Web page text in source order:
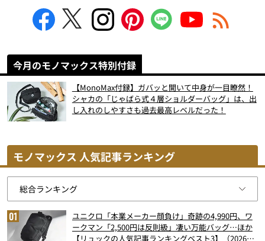
今月のモノマックス特別付録
【MonoMax付録】ガバッと開いて中身が一目瞭然！
シャカの「じゃばら式４層ショルダーバッグ」は、出
し入れのしやすさも過去最高レベルだった！
モノマックス 人気記事ランキング
ユニクロ「本業メーカー顔負け」奇跡の4,990円、ワ
ークマン「2,500円は反則級」凄い万能バッグ…ほか
【リュックの人気記事ランキングベスト3】（2026年